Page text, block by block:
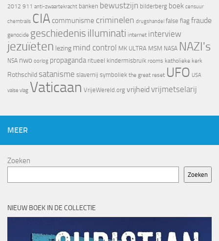
2012 911 anti-zwaartekracht banken bewustzijn bilderberg boek censuur
chemtrails CIA communisme criminelen drugshandel false flag fraude
genocide geschiedenis illuminati internet interview
jezuïeten lezing mind control MK ULTRA MSM NASA NAZI's
NSA nwo oorlog propaganda ritueel kindermisbruik rooms katholieke kerk
Rothschild satanisme slavernij symboliek the great reset UFO USA
valse vlag Vaticaan VrijeWereld.org vrijheid vrijmetselarij
MEER
Zoeken
Zoeken
NIEUW BOEK IN DE COLLECTIE